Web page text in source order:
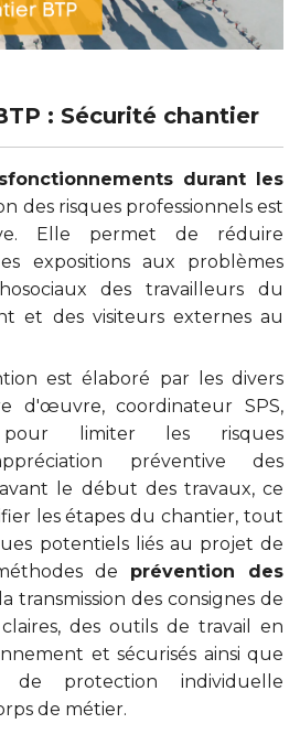
: Sécurité chantier
durant les
des risques professionnels est
Elle permet de réduire
expositions aux problèmes
des travailleurs du
et des visiteurs externes au
est élaboré par les divers
d'œuvre, coordinateur SPS,
pour limiter les risques
préventive des
le début des travaux, ce
les étapes du chantier, tout
potentiels liés au projet de
de prévention des
transmission des consignes de
des outils de travail en
et sécurisés ainsi que
de protection individuelle
de métier.